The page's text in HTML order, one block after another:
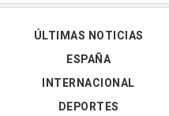
ÚLTIMAS NOTICIAS
ESPAÑA
INTERNACIONAL
DEPORTES